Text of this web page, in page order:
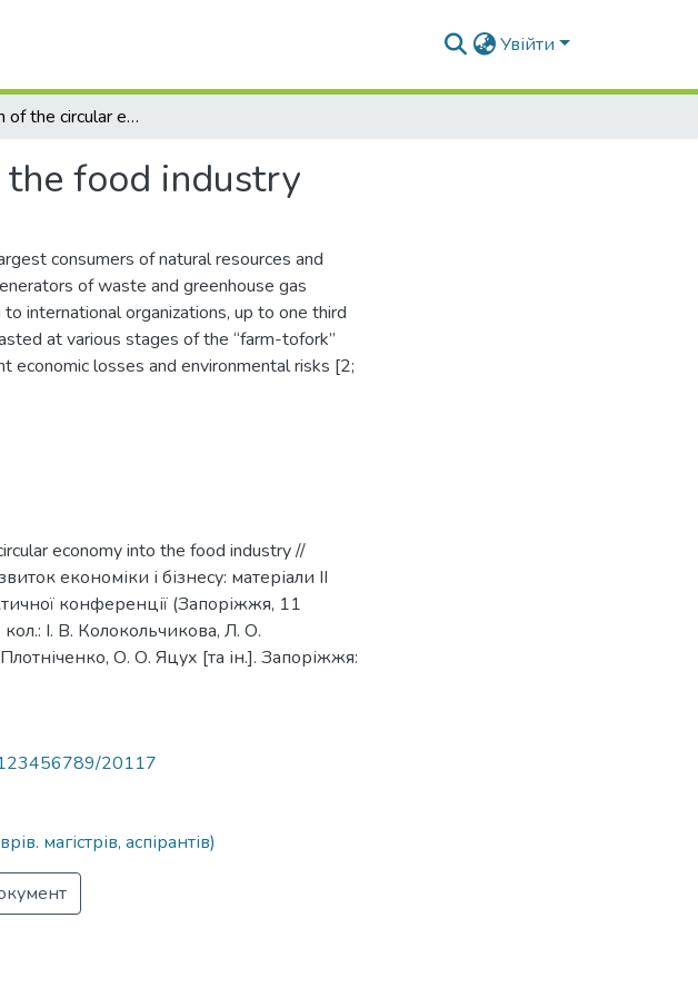
Увійти
Integration of the circular economy into the food industry
food industry
consumers of natural resources and
of waste and greenhouse gas
international organizations, up to one third
at various stages of the “farm-tofork”
economic losses and environmental risks [2;
economy into the food industry //
економіки і бізнесу: матеріали IІ
конференції (Запоріжжя, 11
І. В. Колокольчикова, Л. О.
О. О. Яцух [та ін.]. Запоріжжя:
123456789/20117
магістрів, аспірантів)